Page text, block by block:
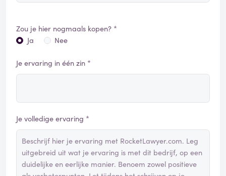
Zou je hier nogmaals kopen? *
Ja
Nee
Je ervaring in één zin *
Je volledige ervaring *